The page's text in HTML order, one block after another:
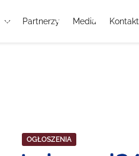
Partnerzy Media Kontakt
OGŁOSZENIA